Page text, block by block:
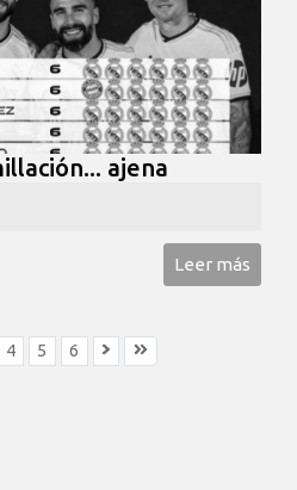
ajena
Leer más
4 5 6